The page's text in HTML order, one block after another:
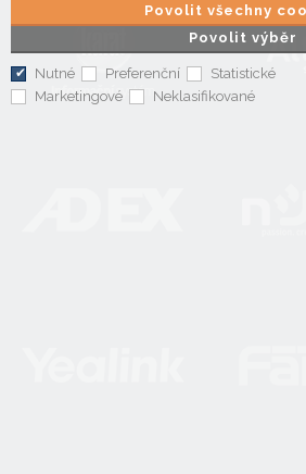
Povolit výběr
Povolit všechny
Nutné Preferenční
Statistické
Marketingové
Neklasifikované